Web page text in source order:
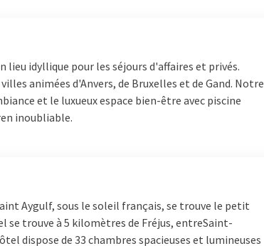
lieu idyllique pour les séjours d'affaires et privés.
animées d'Anvers, de Bruxelles et de Gand. Notre
et le luxueux espace bien-être avec piscine
inoubliable.
Aygulf, sous le soleil français, se trouve le petit
se trouve à 5 kilomètres de Fréjus, entreSaint-
dispose de 33 chambres spacieuses et lumineuses